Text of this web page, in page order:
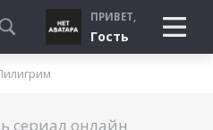
ПРИВЕТ,
Гость
сериал онлайн